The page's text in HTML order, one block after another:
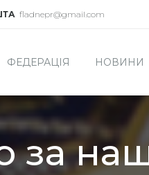
fladnepr@gmail.com
ФЕДЕРАЦІЯ НОВИНИ
за